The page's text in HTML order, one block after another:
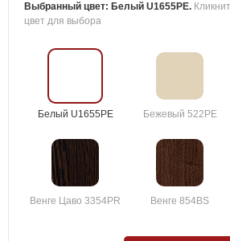
Выбранный цвет: Белый U1655PE.
цвет для выбора
Белый U1655PE Бежевый 522PE
Венге Цаво 3354PR Венге 854BS